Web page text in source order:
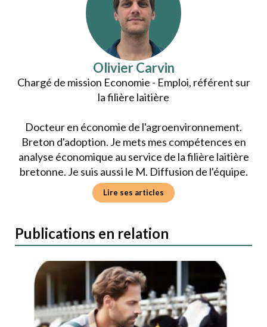
Olivier Carvin
Chargé de mission Economie - Emploi, référent sur
la filière laitière
Docteur en économie de l'agroenvironnement.
Breton d'adoption. Je mets mes compétences en
analyse économique au service de la filière laitière
bretonne. Je suis aussi le M. Diffusion de l'équipe.
Lire ses articles
Publications en relation